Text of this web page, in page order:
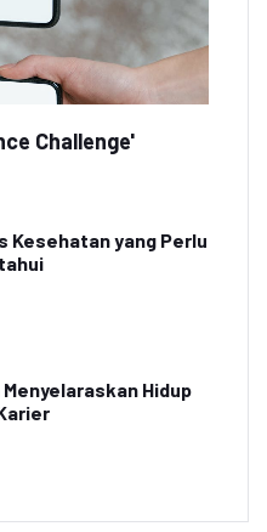
Challenge'
Kesehatan yang Perlu
Menyelaraskan Hidup